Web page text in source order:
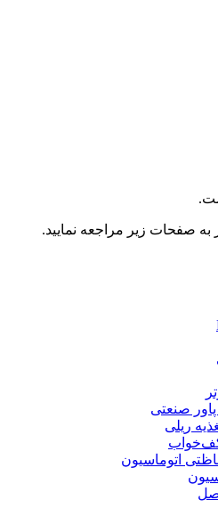
صفحات زیر مراجعه نمایید.
پاور صنعتی
ریلی
کف‌خواب
اتوماسیون